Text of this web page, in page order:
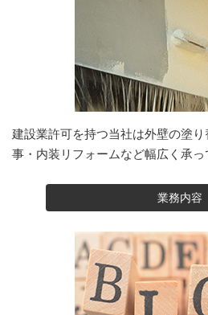
建設業許可を持つ当社は外壁の塗
事・内装リフォームなど幅広く承っ
業務内容